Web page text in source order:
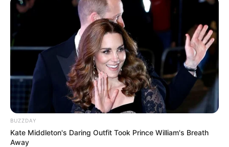
BUZZDAY
Kate Middleton's Daring Outfit Took Prince William's Breath
Away